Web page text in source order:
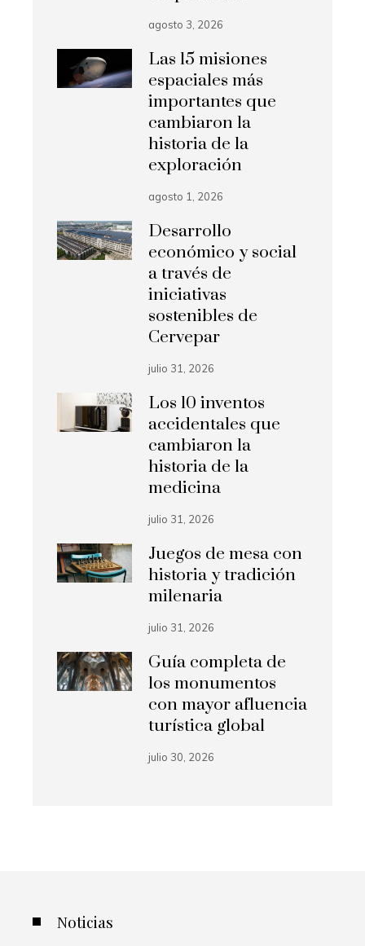
agosto 3, 2026
Las 15 misiones
espaciales más
importantes que
cambiaron la
historia de la
exploración
agosto 1, 2026
Desarrollo
económico y social
a través de
iniciativas
sostenibles de
Cervepar
julio 31, 2026
Los 10 inventos
accidentales que
cambiaron la
historia de la
medicina
julio 31, 2026
Juegos de mesa con
historia y tradición
milenaria
julio 31, 2026
Guía completa de
los monumentos
con mayor afluencia
turística global
julio 30, 2026
Noticias